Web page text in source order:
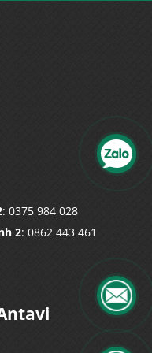
: 0375 984 028
2: 0862 443 461